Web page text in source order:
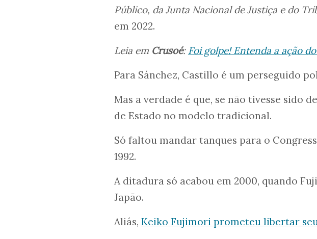
Público, da Junta Nacional de Justiça e do
em 2022.
Leia em Crusoé: Foi golpe! Entenda a ação
Para Sánchez, Castillo é um perseguido
Mas a verdade é que, se não tivesse sido
de Estado no modelo tradicional.
Só faltou mandar tanques para o
1992.
A ditadura só acabou em 2000, quando
Japão.
Aliás, Keiko Fujimori prometeu libertar